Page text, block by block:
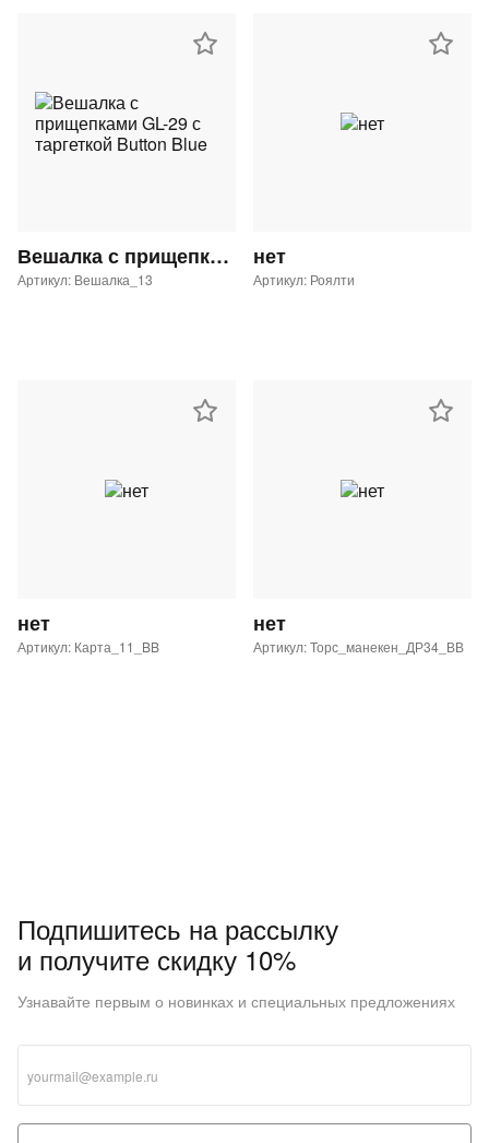
Вешалка с прищепками GL-29 с таргеткой Button Blue
Артикул: Вешалка_13
нет
Артикул: Роялти
нет
Артикул: Карта_11_BB
нет
Артикул: Торс_манекен_ДР34_ВВ
Подпишитесь на рассылку
и получите скидку 10%
Узнавайте первым о новинках и специальных предложениях